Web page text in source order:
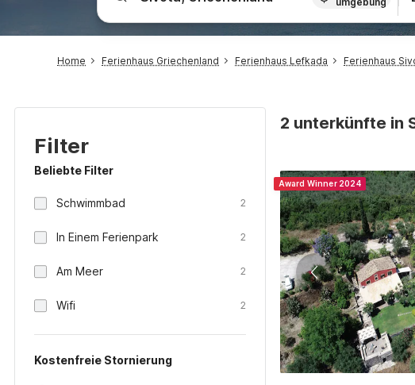
Home Ferienhaus Griechenland Ferienhaus Lefkada Ferienhaus
Filter
Beliebte Filter
Schwimmbad 2
In Einem Ferienpark 2
Am Meer 2
Wifi 2
Kostenfreie Stornierung
2 unterkünfte in
Award Winner 2024